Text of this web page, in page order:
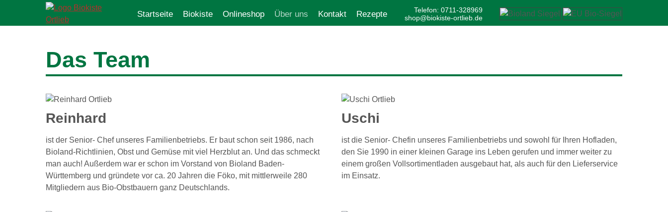
Startseite Biokiste Onlineshop Über uns Kontakt Rezepte
Telefon: 0711-328969
shop@biokiste-ortlieb.de
Das Team
Reinhard
ist der Senior- Chef unseres Familienbetriebs. Er baut schon seit 1986, nach
Bioland-Richtlinien, Obst und Gemüse mit viel Herzblut an. Und das schmeckt
man auch! Außerdem war er schon im Vorstand von Bioland Baden-
Württemberg und gründete vor ca. 20 Jahren die Föko, mit mittlerweile 280
Mitgliedern aus Bio-Obstbauern ganz Deutschlands.
Uschi
ist die Senior- Chefin unseres Familienbetriebs und sowohl für Ihren Hofladen,
den Sie 1990 in einer kleinen Garage ins Leben gerufen und immer weiter zu
einem großen Vollsortimentladen ausgebaut hat, als auch für den Lieferservice
im Einsatz.